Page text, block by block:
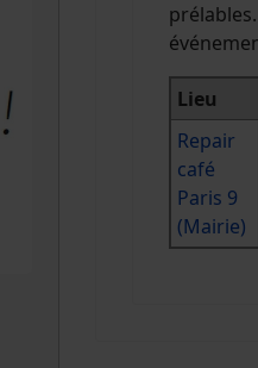
Lieu
Repair
café
Paris 9
(Mairie)